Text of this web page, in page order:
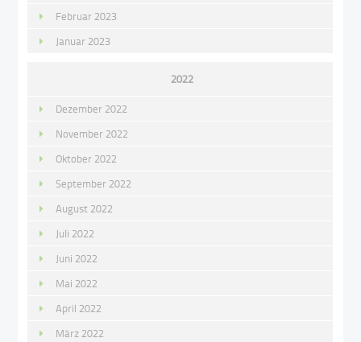
Februar 2023
Januar 2023
2022
Dezember 2022
November 2022
Oktober 2022
September 2022
August 2022
Juli 2022
Juni 2022
Mai 2022
April 2022
März 2022